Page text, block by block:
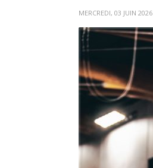
MERCREDI, 03 JUIN 2026